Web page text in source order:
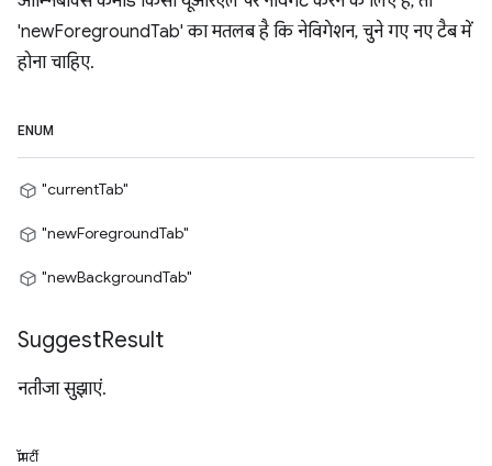
'newForegroundTab' का मतलब है कि नेविगेशन, चुने गए नए टैब में
होना चाहिए.
ENUM
"currentTab"
"newForegroundTab"
"newBackgroundTab"
SuggestResult
नतीजा सुझाएं.
प्रॉपर्टी